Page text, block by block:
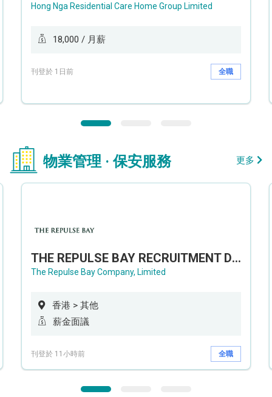
Hong Nga Residential Care Home Group Limited
18,000 / 月薪
刊登於 1日前 全職
物業管理 · 保安服務 更多
THE REPULSE BAY RECRUITMENT DAY 淺水灣影灣園人才招聘會
The Repulse Bay Company, Limited
香港 > 其他
薪金面議
刊登於 11小時前 全職